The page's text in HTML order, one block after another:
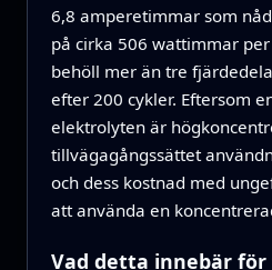
6,8 amperetimmar som
på cirka 506 wattimmar
behöll mer än tre
efter 200 cykler. Eftersom
elektrolyten är
tillvägagångssättet
och dess kostnad med
att använda en
Vad detta innebär